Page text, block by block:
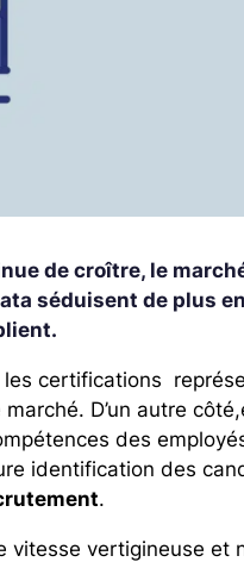
de croître, le
séduisent de plus
certifications
marché. D’un autre
des
identification des
.
vitesse vertigineuse et